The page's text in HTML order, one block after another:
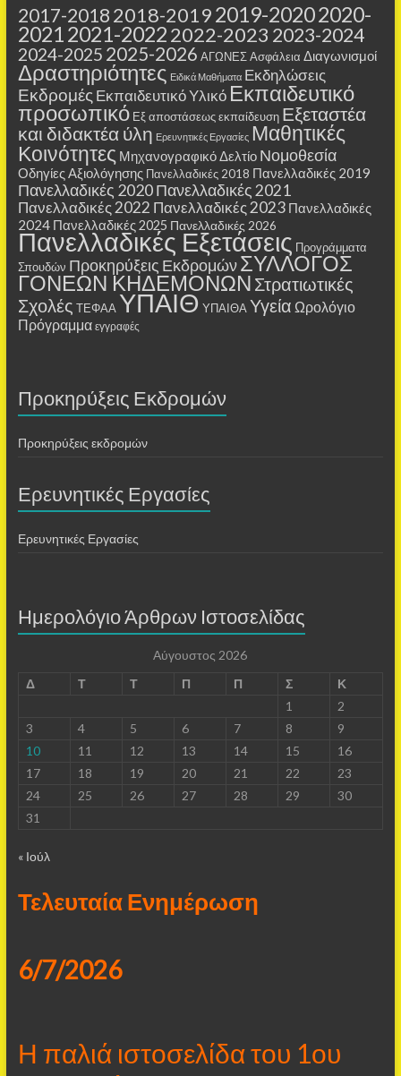
2017-2018 2018-20192019-20202020-
20212021-20222022-2023 2023-2024
2024-2025 2025-2026 ΑΓΩΝΕΣ Ασφάλεια Διαγωνισμοί
Δραστηριότητες Ειδικά Μαθήματα Εκδηλώσεις
Εκδρομές Εκπαιδευτικό Υλικό Εκπαιδευτικό
προσωπικό Εξ αποστάσεως εκπαίδευση Εξεταστέα
και διδακτέα ύλη Ερευνητικές Εργασίες Μαθητικές
Κοινότητες Μηχανογραφικό Δελτίο Νομοθεσία
Οδηγίες Αξιολόγησης Πανελλαδικές 2018 Πανελλαδικές 2019
Πανελλαδικές 2020 Πανελλαδικές 2021
Πανελλαδικές 2022 Πανελλαδικές 2023 Πανελλαδικές
2024 Πανελλαδικές 2025 Πανελλαδικές 2026
Πανελλαδικές Εξετάσεις Προγράμματα
Σπουδών Προκηρύξεις ΕκδρομώνΣΥΛΛΟΓΟΣ
ΓΟΝΕΩΝ ΚΗΔΕΜΟΝΩΝ Στρατιωτικές
Σχολές ΤΕΦΑΑ ΥΠΑΙΘ ΥΠΑΙΘΑ Υγεία Ωρολόγιο
Πρόγραμμα εγγραφές
Προκηρύξεις Εκδρομών
Προκηρύξεις εκδρομών
Ερευνητικές Εργασίες
Ερευνητικές Εργασίες
Ημερολόγιο Άρθρων Ιστοσελίδας
Αύγουστος 2026
Δ
Τ Τ Π Π Σ
Κ
1
2
3
4 5 6 7 8
9
10
11 12 13 14 15
16
17
18 19 20 21 22
23
24
25 26 27 28 29
30
31
« Ιούλ
Τελευταία Ενημέρωση
6/7/2026
Η παλιά ιστοσελίδα του 1ου